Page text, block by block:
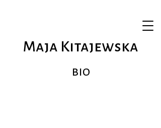
Maja Kitajewska
bio